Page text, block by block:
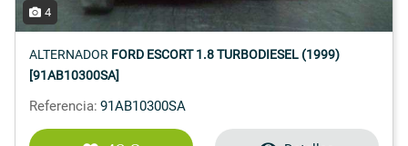
4
ALTERNADOR FORD ESCORT 1.8 TURBODIESEL (1999)
[91AB10300SA]
Referencia: 91AB10300SA